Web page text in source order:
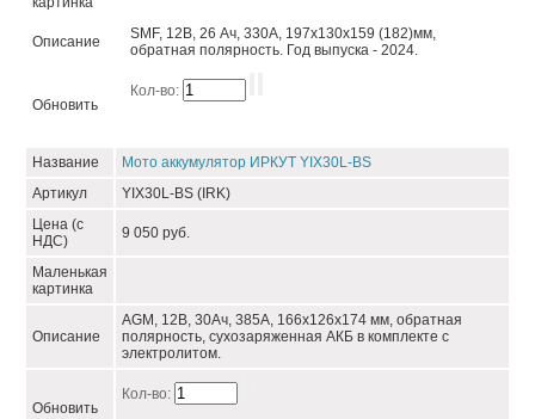
Описание
SMF, 12В, 26 Ач, 330А, 197x130x159 (182)мм,
обратная полярность. Год выпуска - 2024.
Обновить
Кол-во:
Название
Мото аккумулятор ИРКУТ YIX30L-BS
Артикул
YIX30L-BS (IRK)
Цена (с
НДС)
9 050 руб.
Маленькая
картинка
Описание
AGM, 12В, 30Ач, 385А, 166х126х174 мм, обратная
полярность, сухозаряженная АКБ в комплекте с
электролитом.
Обновить
Кол-во: